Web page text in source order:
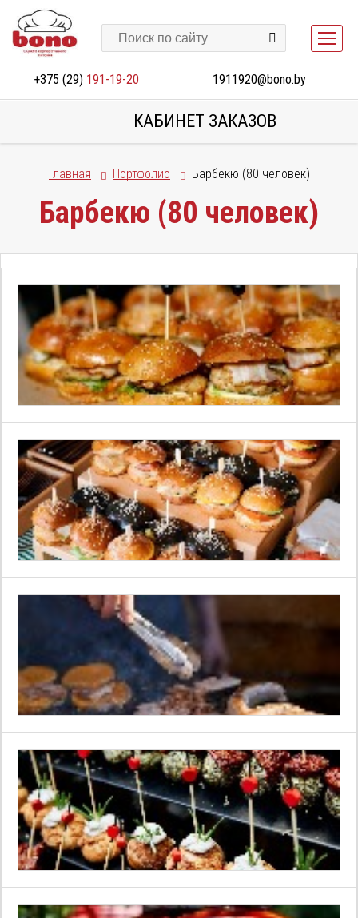
+375 (29) 191-19-20 1911920@bono.by
КАБИНЕТ ЗАКАЗОВ
Главная Портфолио Барбекю (80 человек)
Барбекю (80 человек)